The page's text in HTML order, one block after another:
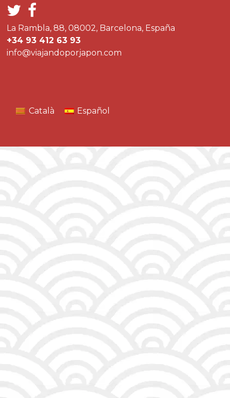
La Rambla, 88, 08002, Barcelona, España
+34 93 412 63 93
info@viajandoporjapon.com
Català Español